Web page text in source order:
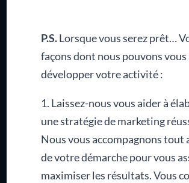
P.S.Lorsque vous serez prêt…
façons dont nous pouvons vous
développer votre activité :
1. Laissez-nous vous aider à
une stratégie de marketing
Nous vous accompagnons tout
de votre démarche pour vous
maximiser les résultats. Vous